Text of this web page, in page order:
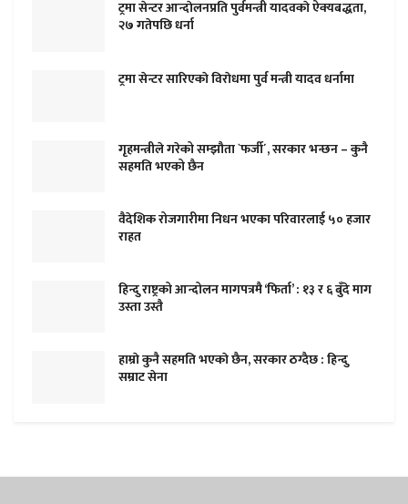
ट्रमा सेन्टर आन्दाेलनप्रति पुर्वमन्त्री यादवकाे ऐक्यबद्धता,
२७ गतेपछि धर्ना
ट्रमा सेन्टर सारिएकाे विराेधमा पुर्व मन्त्री यादव धर्नामा
गृहमन्त्रीले गरेको सम्झौता `फर्जी´, सरकार भन्छन – कुनै
सहमति भएको छैन
वैदेशिक रोजगारीमा निधन भएका परिवारलाई ५० हजार
राहत
हिन्दु राष्ट्रको आन्दोलन मागपत्रमै ‘फिर्ता’ : १३ र ६ बुँदे माग
उस्ता उस्तै
हाम्राे कुनै सहमति भएकाे छैन, सरकार ठग्दैछ : हिन्दु
सम्राट सेना